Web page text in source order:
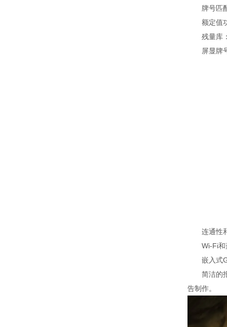
牌号匹配
额定值功
残量库：
屏显牌号
连通性和
Wi-Fi和蓝
嵌入式
简洁的报
告制作。